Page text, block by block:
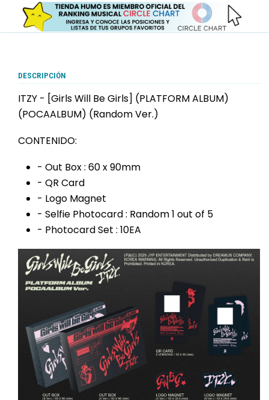
DESCRIPCIÓN
ITZY - [Girls Will Be Girls] (PLATFORM ALBUM)
(POCAALBUM) (Random Ver.)
CONTENIDO:
- Out Box : 60 x 90mm
- QR Card
- Logo Magnet
- Selfie Photocard : Random 1 out of 5
- Photocard Set : 10EA